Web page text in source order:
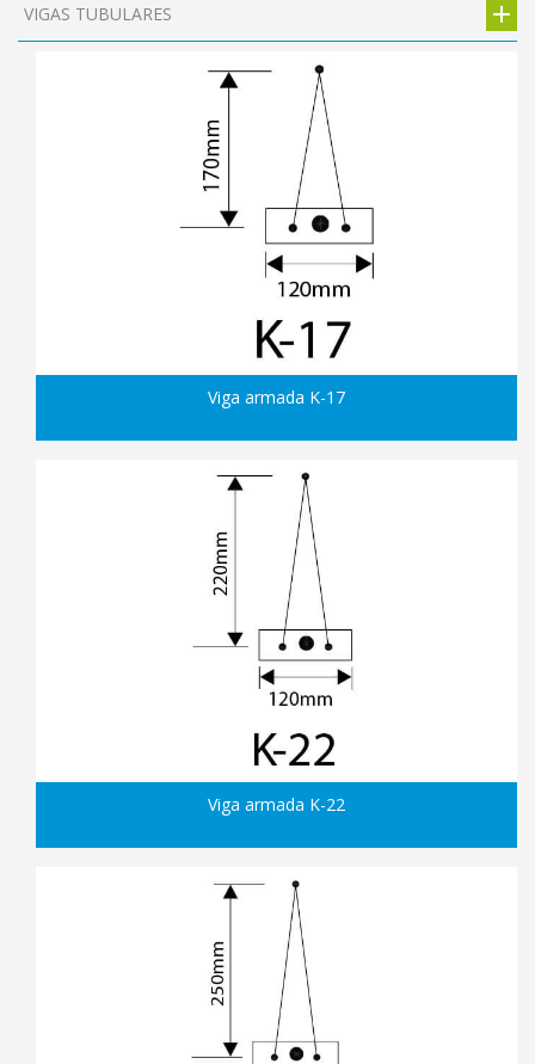
VIGAS TUBULARES
Viga armada K-17
Viga armada K-22